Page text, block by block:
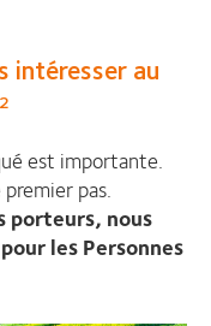
intéresser au
est importante.
pas.
porteurs, nous
les Personnes